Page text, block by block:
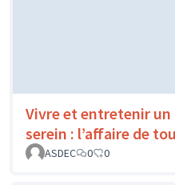
Vivre et entretenir
serein : l’affaire de
ASDEC
0 0